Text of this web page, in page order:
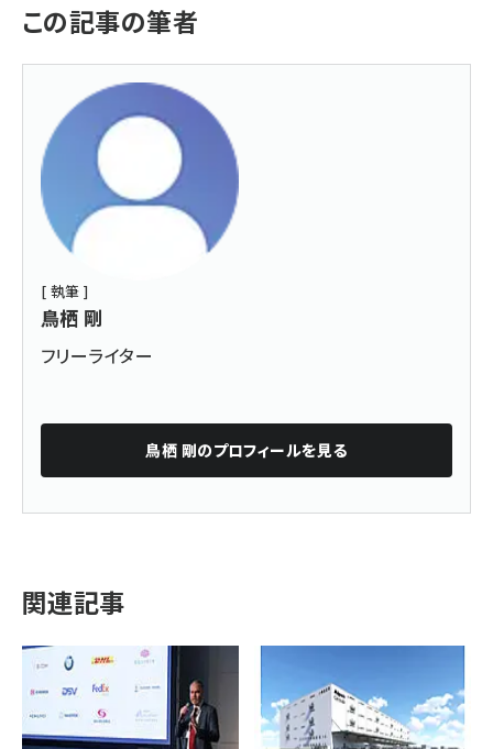
この記事の筆者
[ 執筆 ]
鳥栖 剛
フリーライター
鳥栖 剛のプロフィールを見る
関連記事